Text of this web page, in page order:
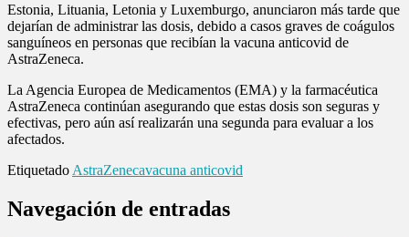
Estonia, Lituania, Letonia y Luxemburgo, anunciaron más tarde que
dejarían de administrar las dosis, debido a casos graves de coágulos
sanguíneos en personas que recibían la vacuna anticovid de
AstraZeneca.
La Agencia Europea de Medicamentos (EMA) y la farmacéutica
AstraZeneca continúan asegurando que estas dosis son seguras y
efectivas, pero aún así realizarán una segunda para evaluar a los
afectados.
Etiquetado AstraZenecavacuna anticovid
Navegación de entradas